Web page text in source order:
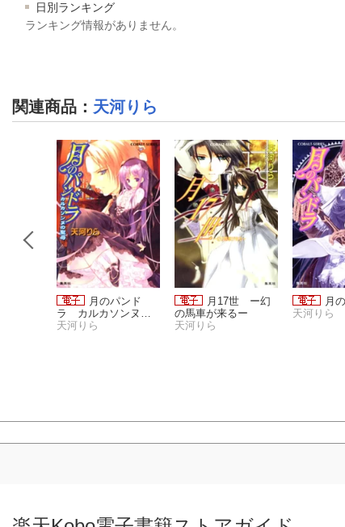
日別ランキング
ランキング情報がありません。
関連商品 ： 天河りら
月のパンド
ラ カルカソンヌの
聖母
天河りら
月17世 ー幻
の馬車が来るー
天河りら
月
天河りら